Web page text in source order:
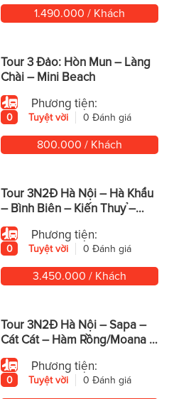
1.490.000 / Khách
Tour 3 Đảo: Hòn Mun – Làng
Chài – Mini Beach
Phương tiện:
0 Tuyệt vời 0 Đánh giá
800.000 / Khách
Tour 3N2Đ Hà Nội – Hà Khẩu
– Bình Biên – Kiến Thuỷ –
Động Yến Tử – Mông Tự
Phương tiện:
0 Tuyệt vời 0 Đánh giá
3.450.000 / Khách
Tour 3N2Đ Hà Nội – Sapa –
Cát Cát – Hàm Rồng/Moana –
Fansipan
Phương tiện:
0 Tuyệt vời 0 Đánh giá